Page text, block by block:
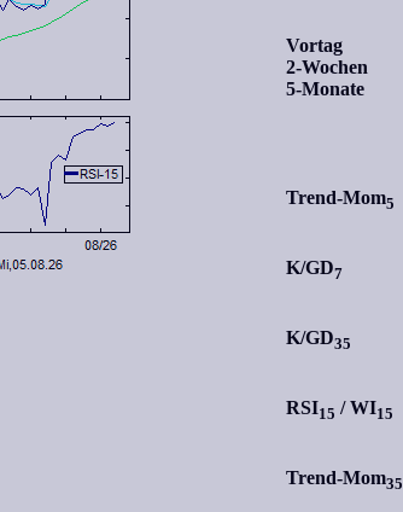
Vortag
2-Wochen
5-Monate
Trend-Mom5
K/GD7
K/GD35
RSI15 /WI15
Trend-Mom35